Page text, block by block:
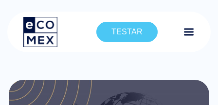
TESTAR